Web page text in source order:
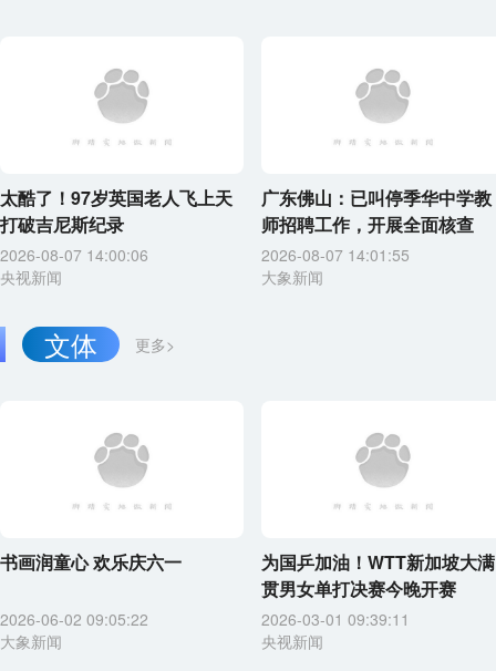
太酷了！97岁英国老人飞上天
打破吉尼斯纪录
2026-08-07 14:00:06
央视新闻
广东佛山：已叫停季华中学教
师招聘工作，开展全面核查
2026-08-07 14:01:55
大象新闻
更多>
文体
书画润童心 欢乐庆六一
2026-06-02 09:05:22
大象新闻
为国乒加油！WTT新加坡大满
贯男女单打决赛今晚开赛
2026-03-01 09:39:11
央视新闻